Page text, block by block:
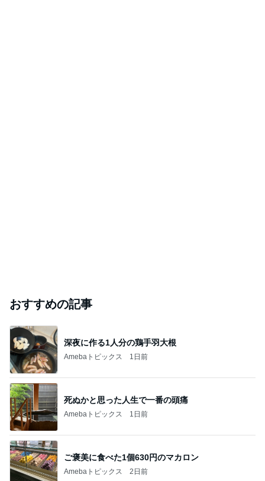
おすすめの記事
深夜に作る1人分の鶏手羽大根
Amebaトピックス 1日前
死ぬかと思った人生で一番の頭痛
Amebaトピックス 1日前
ご褒美に食べた1個630円のマカロン
Amebaトピックス 2日前